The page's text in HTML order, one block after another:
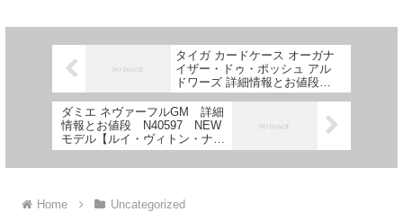
タイガ カードケース オーガナ
イザー・ドゥ・ポッシュ アル
ドワーズ 詳細情報とお値段
【ルイ・ヴィトン・ナビ！】
ダミエ ネヴァーフルGM 詳細
情報とお値段 N40597 NEW
モデル【ルイ・ヴィトン・ナ
ビ！】
Home Uncategorized